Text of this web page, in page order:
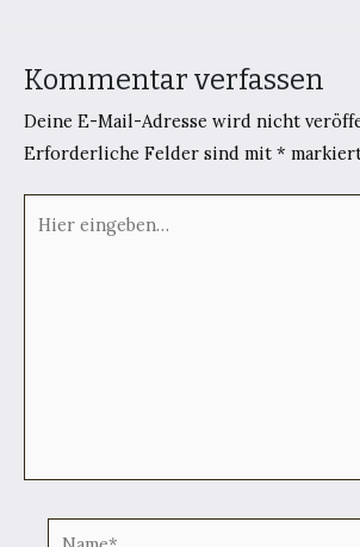
Kommentar verfassen
Deine E-Mail-Adresse wird nicht
Erforderliche Felder sind mit *
eingeben…
Name*